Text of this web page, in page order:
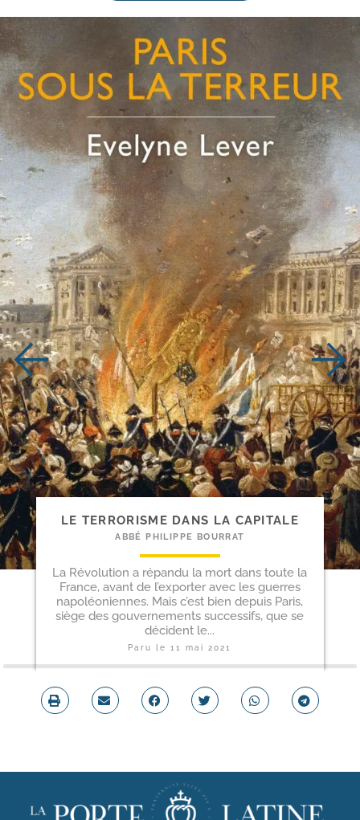
LE TERRORISME DANS LA CAPITALE
ABBÉ PHILIPPE BOURRAT
La Révolution a répandu la mort dans toute la
France, avant de l’exporter avec les guerres
napoléoniennes. Mais c’est bien depuis Paris,
siège des gouvernements successifs, que se
décident le...
Paru le11 mai 2021